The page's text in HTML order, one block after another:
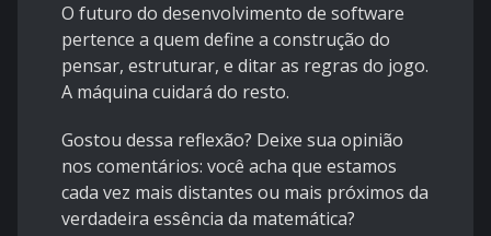
​O futuro do desenvolvimento de software
pertence a quem define a construção do
pensar, estruturar, e ditar as regras do jogo.
A máquina cuidará do resto.
​Gostou dessa reflexão? Deixe sua opinião
nos comentários: você acha que estamos
cada vez mais distantes ou mais próximos da
verdadeira essência da matemática?